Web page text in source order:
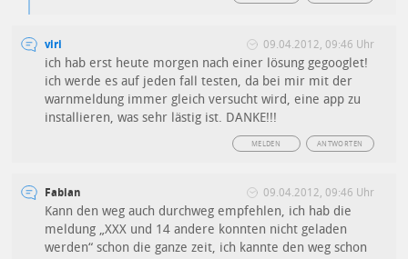
viri 09.04.2012, 09:46 Uhr
ich hab erst heute morgen nach einer lösung gegooglet!
ich werde es auf jeden fall testen, da bei mir mit der
warnmeldung immer gleich versucht wird, eine app zu
installieren, was sehr lästig ist. DANKE!!!
ANTWORTEN
MELDEN
Fabian 09.04.2012, 09:46 Uhr
Kann den weg auch durchweg empfehlen, ich hab die
meldung „XXX und 14 andere konnten nicht geladen
werden“ schon die ganze zeit, ich kannte den weg schon